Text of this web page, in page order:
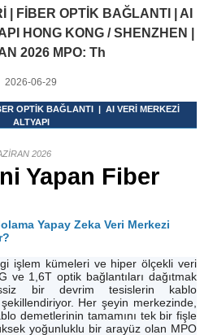
| FİBER OPTİK BAĞLANTI | AI
HONG KONG / SHENZHEN |
2026 MPO: Th
2026-06-29
OPTİK BAĞLANTI | AI VERİ MERKEZİ
ALTYAPI
2026
Yapan Fiber
Yapay Zeka Veri Merkezi
işlem kümeleri ve hiper ölçekli veri
ve 1,6T optik bağlantıları dağıtmak
bir devrim tesislerin kablo
şekillendiriyor. Her şeyin merkezinde,
demetlerinin tamamını tek bir fişle
yoğunluklu bir arayüz olan MPO